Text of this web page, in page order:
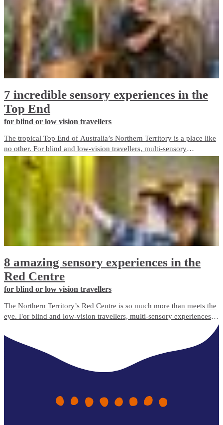
7 incredible sensory experiences in the
Top End
for blind or low vision travellers
The tropical Top End of Australia’s Northern Territory is a place like
no other. For blind and low-vision travellers, multi-sensory
experiences abound, offering a unique and immersive way to
discover this incredible destination and everything it has to offer.
8 amazing sensory experiences in the
Red Centre
for blind or low vision travellers
The Northern Territory’s Red Centre is so much more than meets the
eye. For blind and low-vision travellers, multi-sensory experiences
destination beyond sight.